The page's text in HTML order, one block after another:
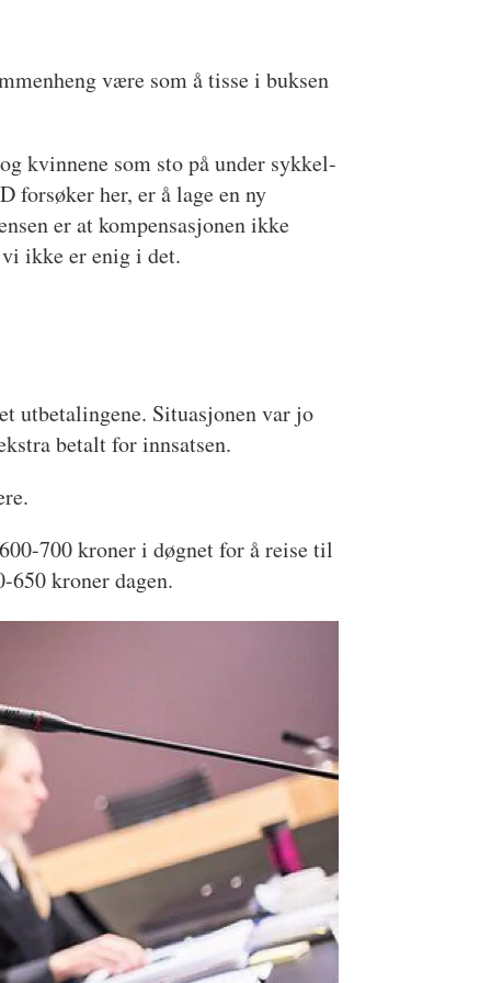
være som å tisse i buksen
kvinnene som sto på under sykkel-
forsøker her, er å lage en ny
er at kompensasjonen ikke
ikke er enig i det.
utbetalingene. Situasjonen var jo
betalt for innsatsen.
700 kroner i døgnet for å reise til
650 kroner dagen.